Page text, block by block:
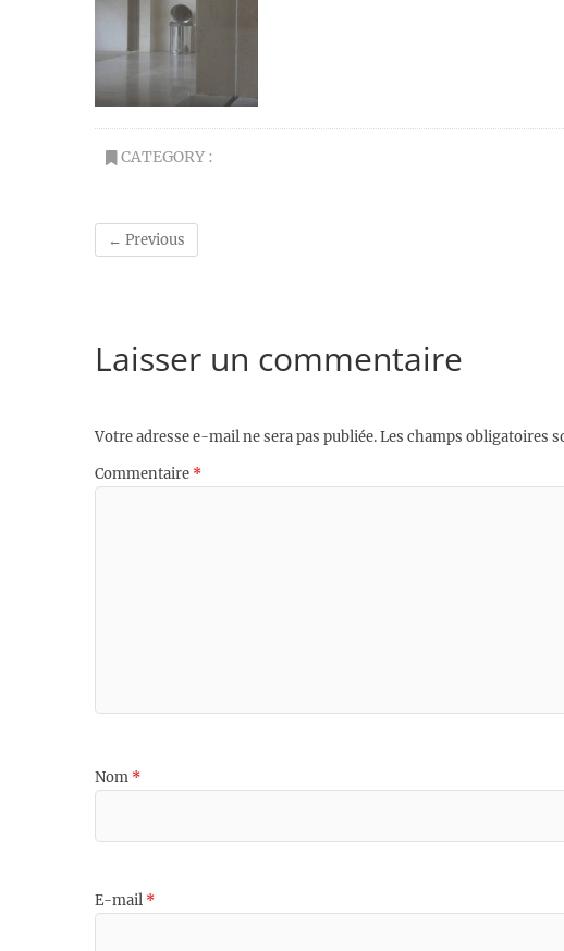
CATEGORY :
← Previous
Laisser un commentaire
Votre adresse e-mail ne sera pas publiée.Les champs obligatoires
Commentaire *
Nom *
E-mail *